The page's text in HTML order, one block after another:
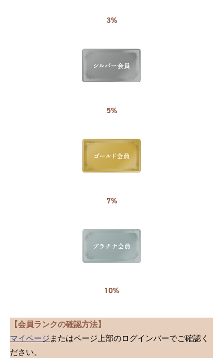
3%
5%
7%
10%
【会員ランクの確認方法】
マイページまたはページ上部のログインバーでご確認く
ださい。